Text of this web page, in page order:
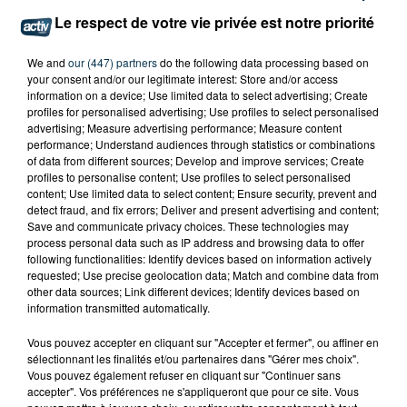
Le respect de votre vie privée est notre priorité
We and our (447) partnersdo the following data processing based on
your consent and/or our legitimate interest: Store and/or access
information on a device; Use limited data to select advertising; Create
profiles for personalised advertising; Use profiles to select personalised
advertising; Measure advertising performance; Measure content
performance; Understand audiences through statistics or combinations
of data from different sources; Develop and improve services; Create
profiles to personalise content; Use profiles to select personalised
content; Use limited data to select content; Ensure security, prevent and
detect fraud, and fix errors; Deliver and present advertising and content;
Save and communicate privacy choices. These technologies may
process personal data such as IP address and browsing data to offer
following functionalities: Identify devices based on information actively
requested; Use precise geolocation data; Match and combine data from
other data sources; Link different devices; Identify devices based on
information transmitted automatically.
Vous pouvez accepter en cliquant sur "Accepter et fermer", ou affiner en
sélectionnant les finalités et/ou partenaires dans "Gérer mes choix".
Vous pouvez également refuser en cliquant sur "Continuer sans
accepter". Vos préférences ne s'appliqueront que pour ce site. Vous